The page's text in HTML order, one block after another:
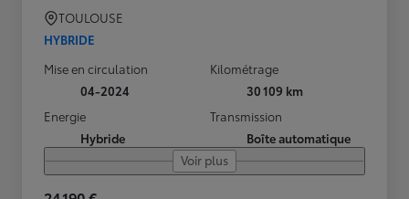
TOULOUSE
HYBRIDE
Mise en circulation
04-2024
Kilométrage
30 109 km
Energie
Hybride
Transmission
Boîte automatique
Voir plus